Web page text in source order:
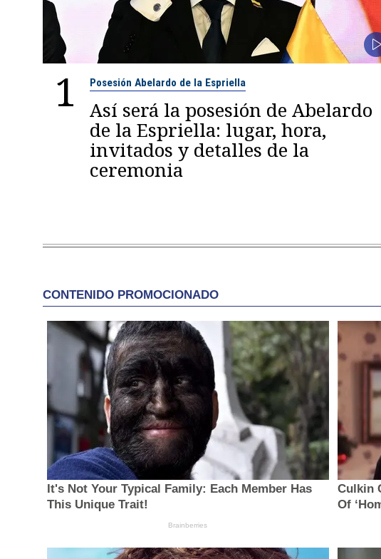
1 Posesión Abelardo de la Espriella
Así será la posesión de Abelardo
de la Espriella: lugar, hora,
invitados y detalles de la
ceremonia